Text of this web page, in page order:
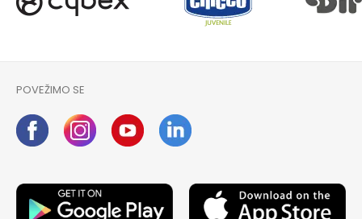
POVEŽIMO SE